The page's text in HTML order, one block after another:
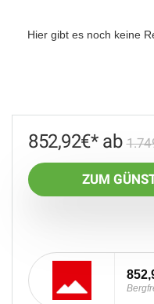
Hier gibt es noch keine
852,92€
ZUM